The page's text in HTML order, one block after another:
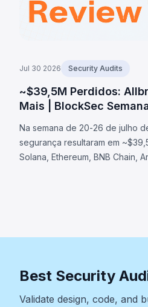
Jul 30 2026 Security Audits
~$39,5M Perdidos:
Mais | BlockSec
Na semana de 20-26 de julho
segurança resultaram em
Solana, Ethereum, BNB Chain,
Best Security
Validate design, code, and